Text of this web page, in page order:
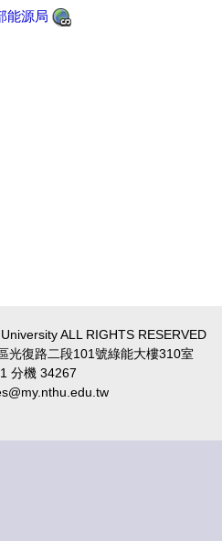
能源局
ALL RIGHTS RESERVED
光復路二段101號綠能大樓310室
分機 34267